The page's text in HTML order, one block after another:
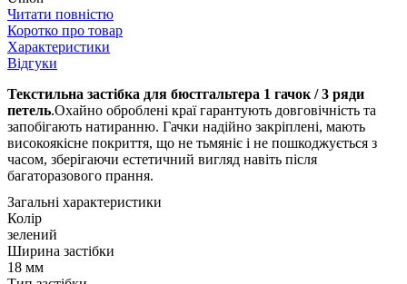
Читати повністю
Коротко про товар
Характеристики
Відгуки
Текстильна застібка для бюстгальтера 1 гачок / 3 ряди
петель.Охайно оброблені краї гарантують довговічність та
запобігають натиранню. Гачки надійно закріплені, мають
високоякісне покриття, що не тьмяніє і не пошкоджується з
часом, зберігаючи естетичний вигляд навіть після
багаторазового прання.
Загальні характеристики
Колір
зелений
Ширина застібки
18 мм